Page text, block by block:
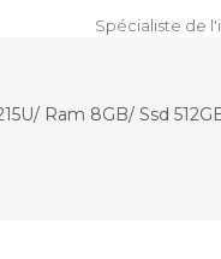
Spécialiste de
Ram 8GB/ Ssd